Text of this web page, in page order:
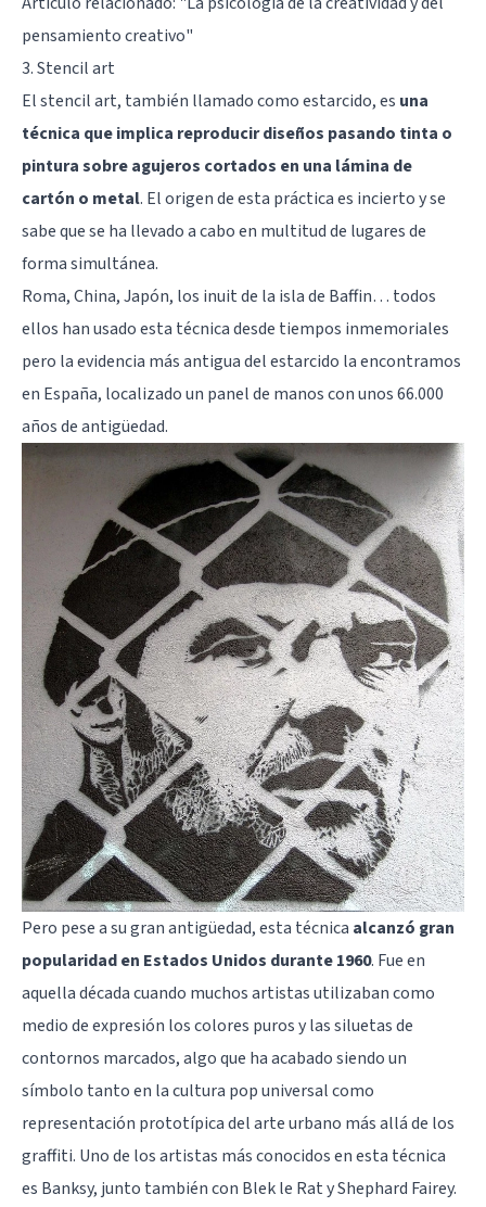
pensamiento creativo"
3. Stencil art
El stencil art, también llamado como estarcido, es una
técnica que implica reproducir diseños pasando tinta o
pintura sobre agujeros cortados en una lámina de
cartón o metal. El origen de esta práctica es incierto y se
sabe que se ha llevado a cabo en multitud de lugares de
forma simultánea.
Roma, China, Japón, los inuit de la isla de Baffin… todos
ellos han usado esta técnica desde tiempos inmemoriales
pero la evidencia más antigua del estarcido la encontramos
en España, localizado un panel de manos con unos 66.000
años de antigüedad.
Pero pese a su gran antigüedad, esta técnica alcanzó gran
popularidad en Estados Unidos durante 1960. Fue en
aquella década cuando muchos artistas utilizaban como
medio de expresión los colores puros y las siluetas de
contornos marcados, algo que ha acabado siendo un
símbolo tanto en la cultura pop universal como
representación prototípica del arte urbano más allá de los
graffiti. Uno de los artistas más conocidos en esta técnica
es Banksy, junto también con Blek le Rat y Shephard Fairey.